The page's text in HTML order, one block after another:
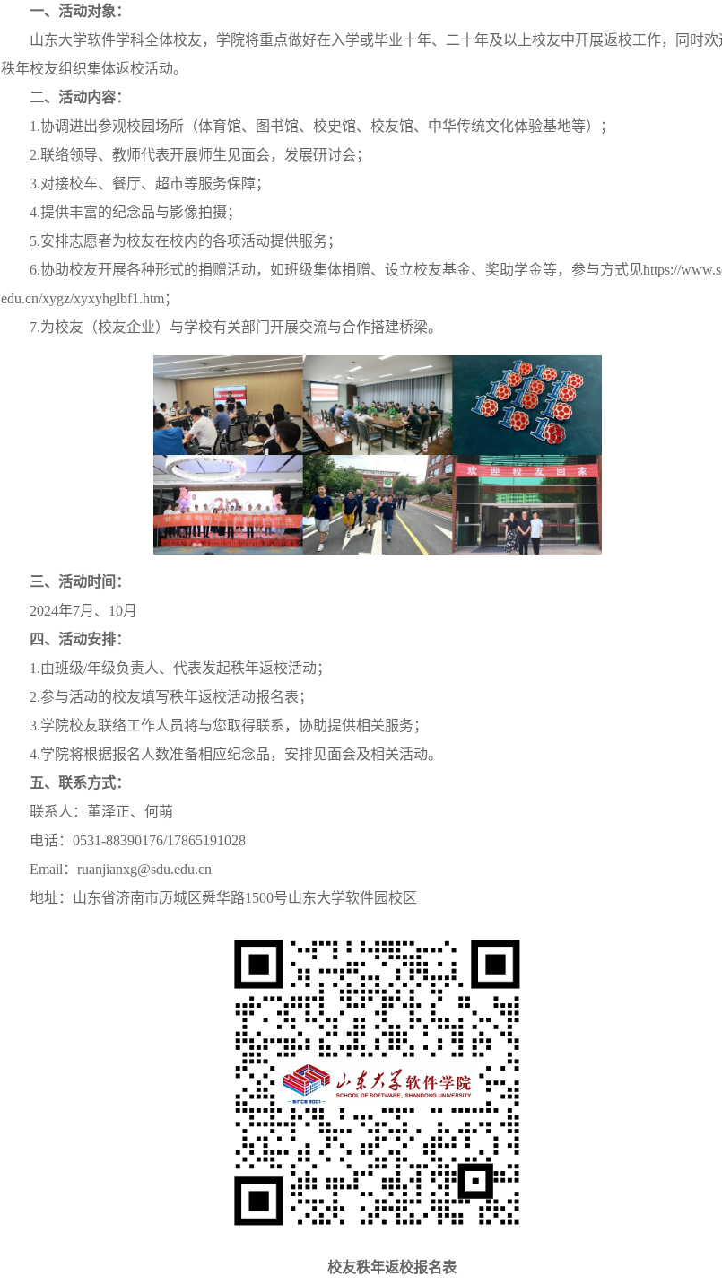
一、活动对象：
山东大学软件学科全体校友，学院将重点做好在入学或毕业十年、 二十年及以上校友中开展返校工作，同时欢
秩年校友组织集体返校活动。
二、活动内容：
1.协调进出参观校园场所（体育馆、图书馆、校史馆、校友馆、中华传统文化体验基地等）；
2.联络领导、 教师代表开展师生见面会，发展研讨会；
3.对接校车、餐厅、超市等服务保障；
4.提供丰富的纪念品与影像拍摄；
5.安排志愿者为校友在校内的各项活动提供服务；
6.协助校友开展各种形式的捐赠活动，如班级集体捐赠、设立校友基金、奖助学金等，参与方式见https://
edu.cn/xygz/xyxyhglbf1.htm；
7.为校友（校友企业）与学校有关部门开展交流与合作搭建桥梁。
三、活动时间 ：
2024年7月 、 10月
四、活动安排：
1.由班级/年级负责人、代表发起秩年返校活动；
2.参与活动的校友填写秩年返校活动报名表；
3.学院校友联络工作人员将与您取得联系，协助提供相关服务；
4.学院将根据报名人数准备相应纪念品，安排见面会及相关活动。
五、联系方式：
联系人： 董泽正、何萌
电话： 0531-88390176/17865191028
Email：ruanjianxg@sdu.edu.cn
地址：山东省济南市历城区舜华路1500号山东大学软件园校区
校友秩年返校报名表